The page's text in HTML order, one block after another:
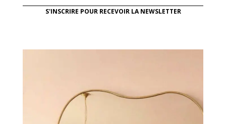
S'INSCRIRE POUR RECEVOIR LA NEWSLETTER